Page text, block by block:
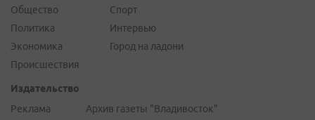
Общество
Политика
Экономика
Происшествия
Спорт
Интервью
Город на ладони
Издательство
Реклама
Архив газеты "Владивосток"